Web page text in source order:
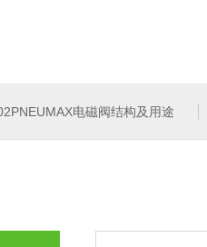
电磁阀结构及用途